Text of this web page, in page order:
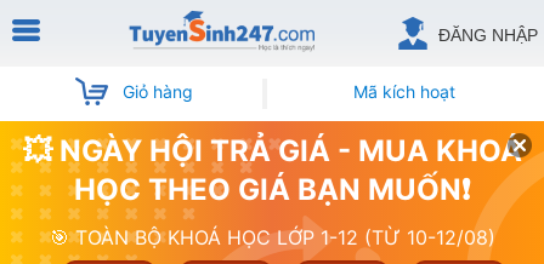
ĐĂNG NHẬP
Giỏ hàng Mã kích hoạt
💥 NGÀY HỘI TRẢ GIÁ - MUA KHOÁ
HỌC THEO GIÁ BẠN MUỐN❗
🎯 TOÀN BỘ KHOÁ HỌC LỚP 1-12 (TỪ 10-12/08)